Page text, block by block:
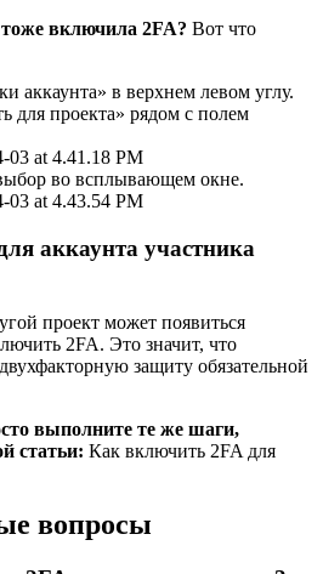
включила 2FA? Вот что
аккаунта» в верхнем левом углу.
для проекта» рядом с полем
во всплывающем окне.
аккаунта участника
проект может появиться
2FA. Это значит, что
защиту обязательной
выполните те же шаги,
статьи: Как включить 2FA для
вопросы